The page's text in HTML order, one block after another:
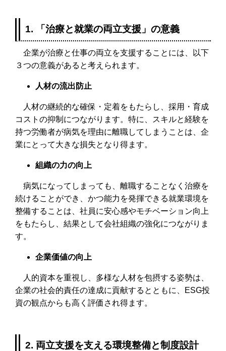
1. 「治療と就業の両立支援」の意義
企業が治療と仕事の両立を支援することには、以下
３つの意義があると考えられます。
人材の流出防止
人材の継続的な確保・定着をもたらし、採用・育成
コストの抑制につながります。特に、スキルと経験を
持つ労働者が病気を理由に離職してしまうことは、企
業にとって大きな損失となり得ます。
組織の力の向上
病気になってしまっても、離職することなく治療を
続けることができ、かつ能力を発揮できる就業環境を
整備することは、社員に安心感やモチベーション向上
をもたらし、結果として会社組織の強化につながりま
す。
企業価値の向上
人的資本を重視し、多様な人材を包摂する姿勢は、
企業の社会的責任の達成に貢献するとともに、ESG投
資の観点からも高く評価され得ます。
2. 両立支援を支える環境整備と制度設計